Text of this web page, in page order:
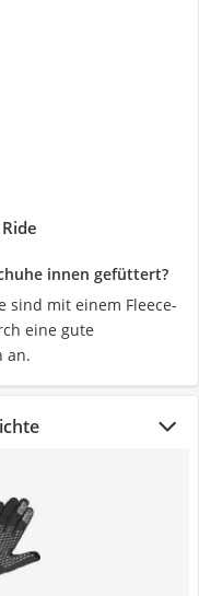
innen gefüttert?
sind mit einem Fleece-
eine gute
an.